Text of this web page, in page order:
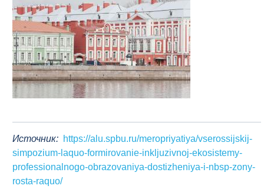
Источник: https://alu.spbu.ru/meropriyatiya/vserossijskij-
simpozium-laquo-formirovanie-inkljuzivnoj-ekosistemy-
professionalnogo-obrazovaniya-dostizheniya-i-nbsp-zony-
rosta-raquo/